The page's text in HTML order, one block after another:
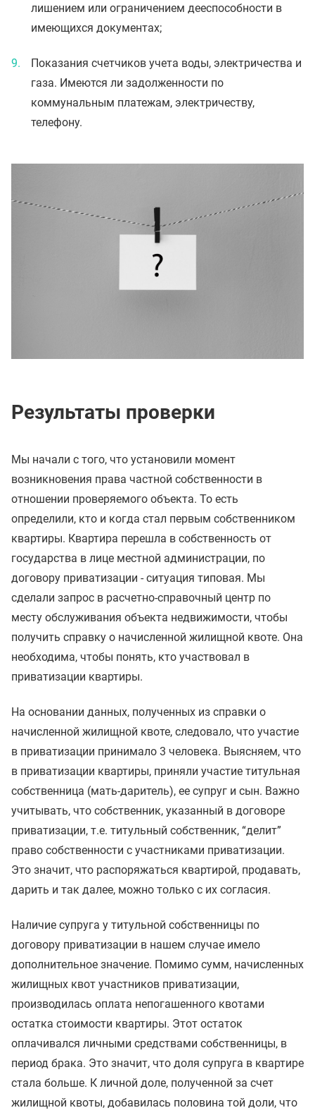
лишением или ограничением дееспособности в
имеющихся документах;
Показания счетчиков учета воды, электричества и
газа. Имеются ли задолженности по
коммунальным платежам, электричеству,
телефону.
Результаты проверки
Мы начали с того, что установили момент
возникновения права частной собственности в
отношении проверяемого объекта. То есть
определили, кто и когда стал первым собственником
квартиры. Квартира перешла в собственность от
государства в лице местной администрации, по
договору приватизации - ситуация типовая. Мы
сделали запрос в расчетно-справочный центр по
месту обслуживания объекта недвижимости, чтобы
получить справку о начисленной жилищной квоте. Она
необходима, чтобы понять, кто участвовал в
приватизации квартиры.
На основании данных, полученных из справки о
начисленной жилищной квоте, следовало, что участие
в приватизации принимало 3 человека. Выясняем, что
в приватизации квартиры, приняли участие титульная
собственница (мать-даритель), ее супруг и сын. Важно
учитывать, что собственник, указанный в договоре
приватизации, т.е. титульный собственник, “делит”
право собственности с участниками приватизации.
Это значит, что распоряжаться квартирой, продавать,
дарить и так далее, можно только с их согласия.
Наличие супруга у титульной собственницы по
договору приватизации в нашем случае имело
дополнительное значение. Помимо сумм, начисленных
жилищных квот участников приватизации,
производилась оплата непогашенного квотами
остатка стоимости квартиры. Этот остаток
оплачивался личными средствами собственницы, в
период брака. Это значит, что доля супруга в квартире
стала больше. К личной доле, полученной за счет
жилищной квоты, добавилась половина той доли, что